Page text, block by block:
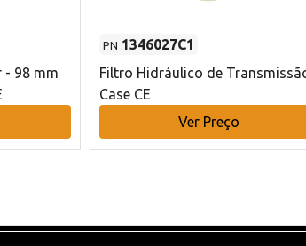
- 98 mm
PN 1346027C1
Filtro Hidráulico de
Case CE
Ver Preço